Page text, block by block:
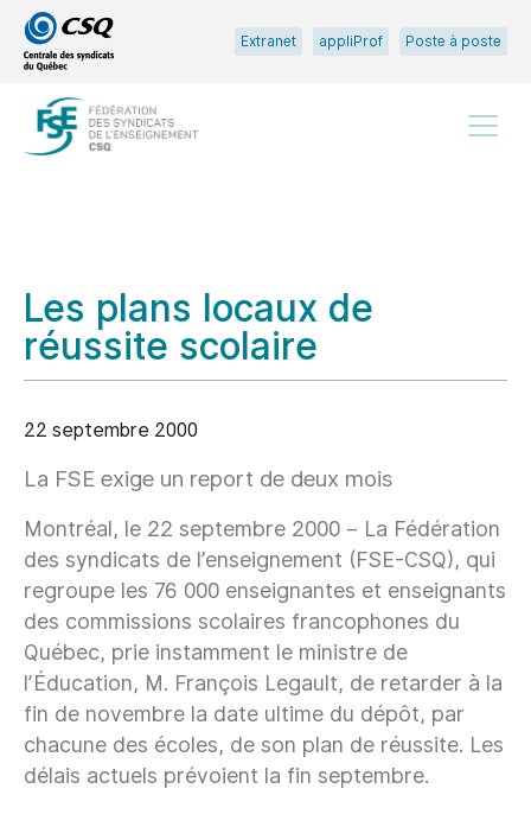
Passer
au
menu
principal
Passer
au
contenu
Extranet appliProf Poste à poste
Les plans locaux de
réussite scolaire
22 septembre 2000
La FSE exige un report de deux mois
Montréal, le 22 septembre 2000 – La Fédération
des syndicats de l’enseignement (FSE-CSQ), qui
regroupe les 76 000 enseignantes et enseignants
des commissions scolaires francophones du
Québec, prie instamment le ministre de
l’Éducation, M. François Legault, de retarder à la
fin de novembre la date ultime du dépôt, par
chacune des écoles, de son plan de réussite. Les
délais actuels prévoient la fin septembre.